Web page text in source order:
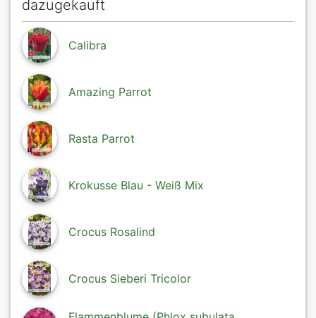
dazugekauft
Calibra
Amazing Parrot
Rasta Parrot
Krokusse Blau - Weiß Mix
Crocus Rosalind
Crocus Sieberi Tricolor